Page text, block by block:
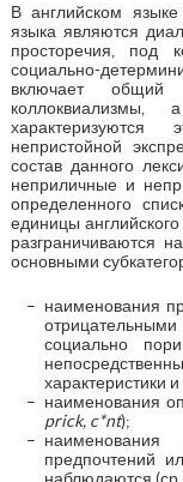
В английском
языка являются
просторечия, под
социально-
включает общий
характеризуются
непристойной
состав данного
неприличные и
определенного
единицы
разграничиваются
основными
наименования
социально
характеристики и
наименования
prick, c*nt);
предпочтений
наблюдаются (ср.